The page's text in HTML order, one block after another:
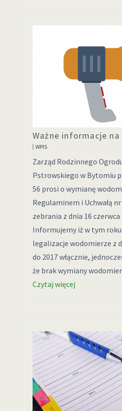
Ważne informacje na
WPIS
Zarząd Rodzinnego
Pstrowskiego w Bytomiu
56 prosi o wymianę
Regulaminem i Uchwałą
zebrania z dnia 16 czerwca
Informujemy iż w tym roku
legalizacje wodomierze z
do 2017 włącznie,
że brak wymiany
Czytaj więcej